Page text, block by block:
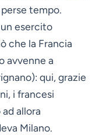
tempo.
esercito
che la Francia
avvenne a
qui, grazie
i francesi
allora
Milano.